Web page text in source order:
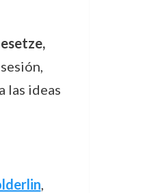
las ideas
,